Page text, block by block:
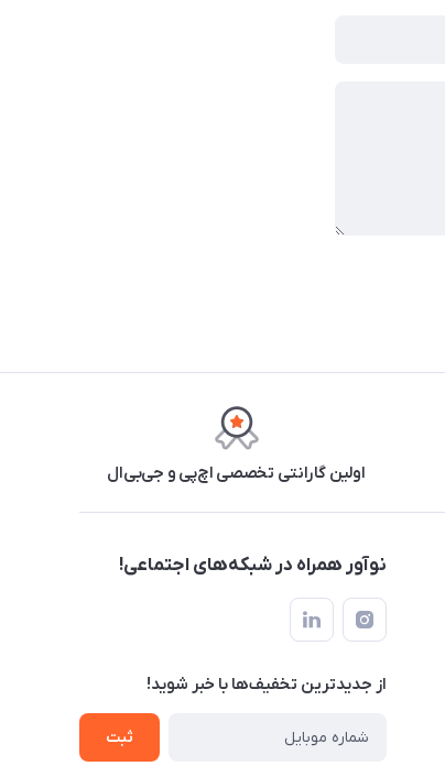
اولین گارانتی تخصصی اچ‌پی و جی‌بی‌ال
نوآور همراه در شبکه‌های اجتماعی!
از جدید‌ترین تخفیف‌ها با‌ خبر شوید!
ثبت